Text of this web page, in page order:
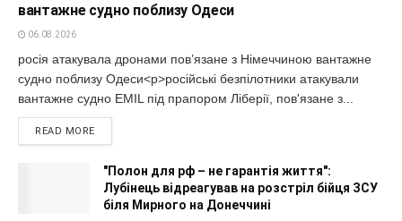
вантажне судно поблизу Одеси
06.08.2026
росія атакувала дронами пов’язане з Німеччиною вантажне
судно поблизу Одеси<p>російські безпілотники атакували
вантажне судно EMIL під прапором Ліберії, пов'язане з...
READ MORE
"Полон для рф – не гарантія життя":
Лубінець відреагував на розстріл бійця ЗСУ
біля Мирного на Донеччині